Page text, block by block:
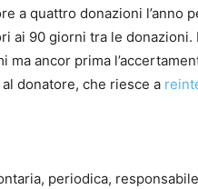
a quattro donazioni l’anno
ai 90 giorni tra le donazioni.
ma ancor prima
donatore, che riesce a
periodica,